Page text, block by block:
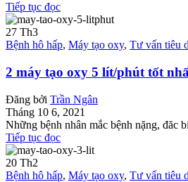
Tiếp tục đọc
27 Th3
Bệnh hô hấp, Máy tạo oxy, Tư vấn tiêu
2 máy tạo oxy 5 lít/phút tốt
Đăng bởi Trần Ngân
Tháng 10 6, 2021
Những bệnh nhân mắc bệnh nặng,
Tiếp tục đọc
20 Th2
Bệnh hô hấp, Máy tạo oxy, Tư vấn tiêu